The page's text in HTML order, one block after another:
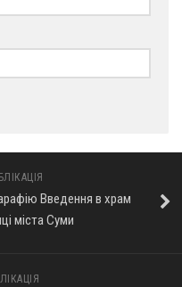
Введення в храм
міста Суми